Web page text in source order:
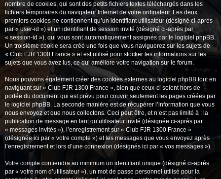
nombre de cookies, qui sont des petits fichiers textes téléchargés dans les
fichiers temporaires du navigateur Internet de votre ordinateur. Les deux
premiers cookies ne contiennent qu’un identifiant utilisateur (désigné ci-après
par « user-id ») et un identifiant de session invité (désigné ci-après par
« session-id »), qui vous sont automatiquement assignés par le logiciel phpBB.
Un troisième cookie sera créé une fois que vous naviguerez sur les sujets de
« Club FJR 1300 France » et est utilisé pour stocker les informations sur les
sujets que vous avez lus, ce qui améliore votre navigation sur le forum.
Nous pouvons également créer des cookies externes au logiciel phpBB tout en
naviguant sur « Club FJR 1300 France », bien que ceux-ci soient hors de
portée du document qui est prévu pour couvrir seulement les pages créées par
le logiciel phpBB. La seconde manière est de récupérer l’information que vous
nous envoyez et que nous collectons. Ceci peut être, et n’est pas limité à : la
publication de message en tant qu’utilisateur invité (désignée ci-après par
« messages invités »), l’enregistrement sur « Club FJR 1300 France »
(désignée ici par « votre compte ») et les messages que vous envoyez après
l’enregistrement et lors d’une connexion (désignés ici par « vos messages »).
Votre compte contiendra au minimum un identifiant unique (désigné ci-après
par « votre nom d’utilisateur »), un mot de passe personnel utilisé pour la